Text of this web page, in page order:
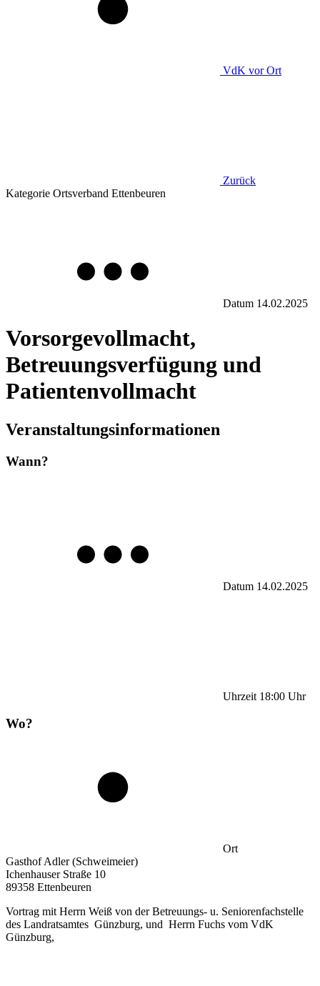
VdK vor Ort
Zurück
Kategorie Ortsverband Ettenbeuren
Datum 14.02.2025
Vorsorgevollmacht,
Betreuungsverfügung und
Patientenvollmacht
Veranstaltungsinformationen
Wann?
Datum 14.02.2025
Uhrzeit 18:00 Uhr
Wo?
Ort
Gasthof Adler (Schweimeier)
Ichenhauser Straße 10
89358 Ettenbeuren
Vortrag mit Herrn Weiß von der Betreuungs- u. Seniorenfachstelle
des Landratsamtes Günzburg, und Herrn Fuchs vom VdK
Günzburg,